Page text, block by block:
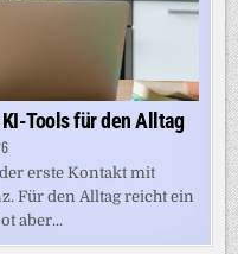
Tools für den Alltag
erste Kontakt mit
Für den Alltag reicht ein
aber...